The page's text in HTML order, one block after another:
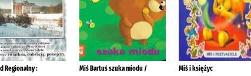
Regionalny :
Miś Bartuś szuka miodu /
Miś i księżyc